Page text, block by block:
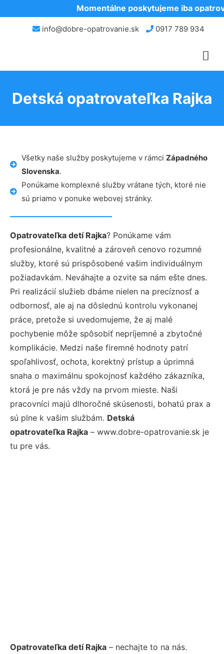
Momentálne poskytujeme iba
info@dobre-opatrovanie.sk 0917 789 934
Detská opatrovateľka Rajka
Všetky naše služby poskytujeme v rámci Západného
Slovenska.
Ponúkame komplexné služby vrátane tých, ktoré nie
sú priamo v ponuke webovej stránky.
Opatrovateľka detí Rajka? Ponúkame vám
profesionálne, kvalitné a zároveň cenovo rozumné
služby, ktoré sú prispôsobené vašim individuálnym
požiadavkám. Neváhajte a ozvite sa nám ešte dnes.
Pri realizácií služieb dbáme nielen na precíznosť a
odbornosť, ale aj na dôslednú kontrolu vykonanej
práce, pretože si uvedomujeme, že aj malé
pochybenie môže spôsobiť nepríjemné a zbytočné
komplikácie. Medzi naše firemné hodnoty patrí
spoľahlivosť, ochota, korektný prístup a úprimná
snaha o maximálnu spokojnosť každého zákazníka,
ktorá je pre nás vždy na prvom mieste. Naši
pracovníci majú dlhoročné skúsenosti, bohatú prax a
sú plne k vašim službám. Detská
opatrovateľka Rajka – www.dobre-opatrovanie.sk je
tu pre vás.
Opatrovateľka detí Rajka – nechajte to na nás.